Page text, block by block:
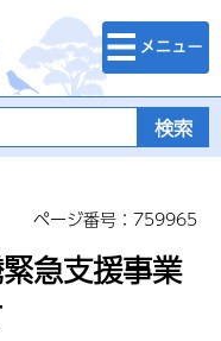
検索・メニュ
ー
ページ番号：759965
急支援事業